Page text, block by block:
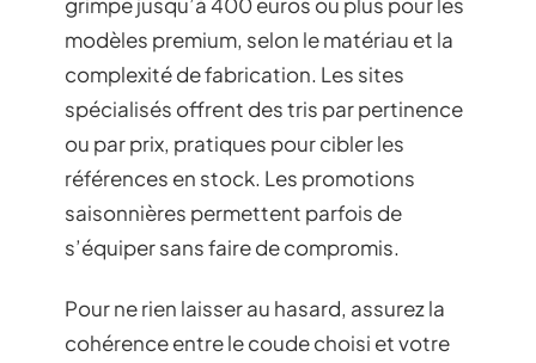
modèles premium, selon le matériau et la
complexité de fabrication. Les sites
spécialisés offrent des tris par pertinence
ou par prix, pratiques pour cibler les
références en stock. Les promotions
saisonnières permettent parfois de
s’équiper sans faire de compromis.
Pour ne rien laisser au hasard, assurez la
cohérence entre le coude choisi et votre